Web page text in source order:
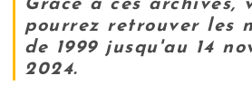
Grâce à ces archives,
pourrez retrouver les
de 1999 jusqu'au 14
2024.